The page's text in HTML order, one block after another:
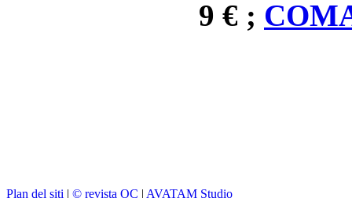
9 € ;
Plan del siti | © revista OC | AVATAM Studio